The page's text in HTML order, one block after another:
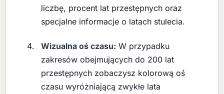
liczbę, procent lat przestępnych oraz
specjalne informacje o latach stulecia.
Wizualna oś czasu: W przypadku
zakresów obejmujących do 200 lat
przestępnych zobaczysz kolorową oś
czasu wyróżniającą zwykłe lata